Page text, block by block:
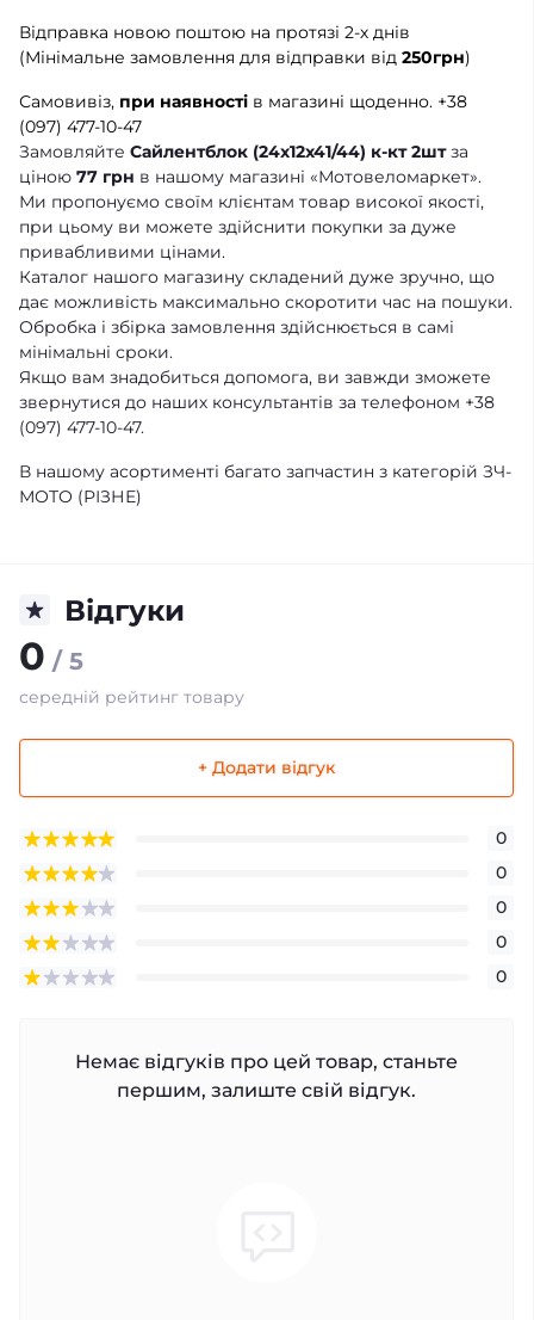
Відправка новою поштою на протязі 2-х днів
(Мінімальне замовлення для відправки від 250грн)
Самовивіз, при наявності в магазині щоденно. +38
(097) 477-10-47
Замовляйте Сайлентблок (24x12x41/44) к-кт 2штза
ціною 77 грн в нашому магазині «Мотовеломаркет».
Ми пропонуємо своїм клієнтам товар високої якості,
при цьому ви можете здійснити покупки за дуже
привабливими цінами.
Каталог нашого магазину складений дуже зручно, що
дає можливість максимально скоротити час на пошуки.
Обробка і збірка замовлення здійснюється в самі
мінімальні сроки.
Якщо вам знадобиться допомога, ви завжди зможете
звернутися до наших консультантів за телефоном +38
(097) 477-10-47.
В нашому асортименті багато запчастин з категорій ЗЧ-
МОТО (РІЗНЕ)
Відгуки
0 / 5
середній рейтинг товару
+ Додати відгук
0
0
0
0
0
Немає відгуків про цей товар, станьте
першим, залиште свій відгук.